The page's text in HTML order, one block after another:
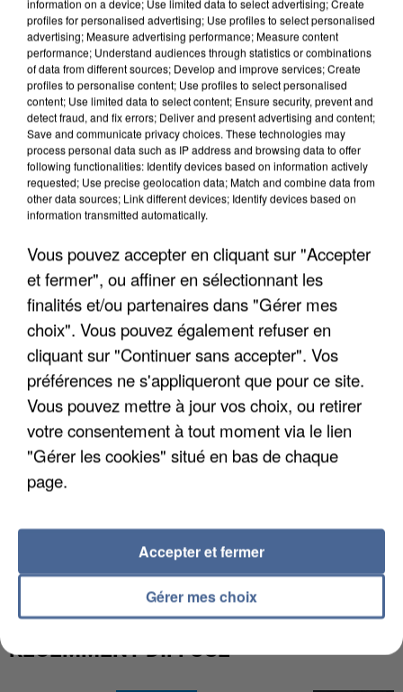
L’UN DES FONDATEURS SUPPOSÉS DE LA DZ
MAFIA INTERPELLÉ EN ALGÉRIE
UN SECOND CADRE DE LA DZ MAFIA
INTERPELLÉ EN ALGÉRIE
RÉCEMMENT DIFFUSÉ
information on a device; Use limited data to select advertising; Create
profiles for personalised advertising; Use profiles to select personalised
advertising; Measure advertising performance; Measure content
performance; Understand audiences through statistics or combinations
of data from different sources; Develop and improve services; Create
profiles to personalise content; Use profiles to select personalised
content; Use limited data to select content; Ensure security, prevent and
detect fraud, and fix errors; Deliver and present advertising and content;
Save and communicate privacy choices. These technologies may
process personal data such as IP address and browsing data to offer
following functionalities: Identify devices based on information actively
requested; Use precise geolocation data; Match and combine data from
other data sources; Link different devices; Identify devices based on
information transmitted automatically.
Vous pouvez accepter en cliquant sur "Accepter
et fermer", ou affiner en sélectionnant les
finalités et/ou partenaires dans "Gérer mes
choix". Vous pouvez également refuser en
cliquant sur "Continuer sans accepter". Vos
préférences ne s'appliqueront que pour ce site.
Vous pouvez mettre à jour vos choix, ou retirer
votre consentement à tout moment via le lien
"Gérer les cookies" situé en bas de chaque
page.
Gérer mes choix
Accepter et fermer